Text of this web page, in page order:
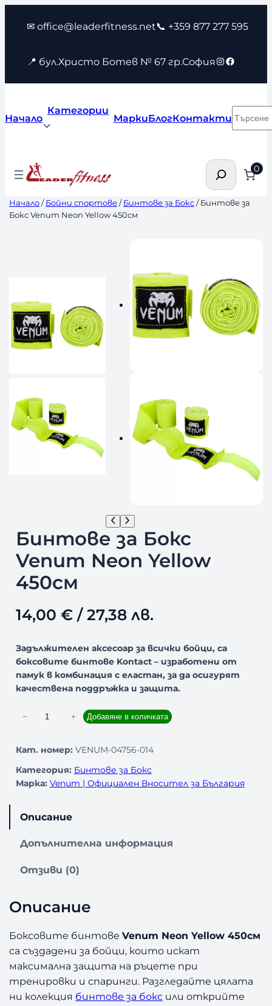
съдържанието
✉ office@leaderfitness.net📞 +359 877 277 595
📍 бул.Христо Ботев № 67 гр.София Instagram
Facebook
Начало
Категории
МаркиБлогКонтакти
Търсене 0
Начало/Бойни спортове/Бинтове за Бокс/ Бинтове за
Бокс Venum Neon Yellow 450см
Бинтове за Бокс
Venum Neon Yellow
450см
14,00 €/ 27,38 лв.
Задължителен аксесоар за всички бойци, са
боксовите бинтове Kontact – изработени от
памук в комбинация с еластан, за да осигурят
качествена поддръжка и защита.
л
ч
е
т
н
о
з
а
Б
− + Добавяне в количката
Кат. номер: VENUM-04756-014
Категория: Бинтове за Бокс
Марка: Venum | Официален Вносител за България
Описание
Допълнителна информация
Отзиви (0)
Описание
Боксовите бинтовеVenum Neon Yellow 450см
са създадени за бойци, които искат
максимална защита на ръцете при
тренировки и спаринги. Разгледайте цялата
ни колекция бинтове за бокс или открийте